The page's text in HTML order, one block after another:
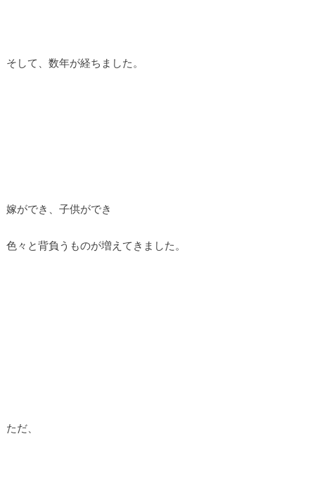
そして、数年が経ちました。
嫁ができ、子供ができ
色々と背負うものが増えてきました。
ただ、